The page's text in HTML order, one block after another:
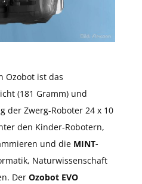
Ozobot ist das
(181 Gramm) und
der Zwerg-Roboter 24 x 10
den Kinder-Robotern,
und die MINT-
Naturwissenschaft
Der Ozobot EVO